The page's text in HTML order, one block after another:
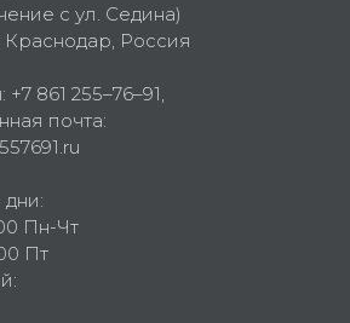
с ул. Седина)
Краснодар, Россия
+7 861 255–76–91
почта:
Пн-Чт
Пт